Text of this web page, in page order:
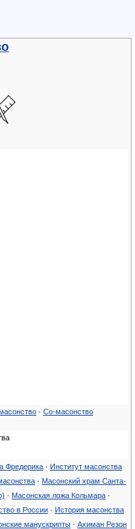
· Со-масонство
Фредерика · Институт масонства
· Масонский храм Санта-
· Масонская ложа Кольмара ·
в России · История масонства
манускрипты · Ахиман Резон